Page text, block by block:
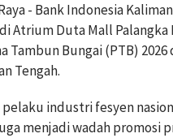
- Bank Indonesia
Atrium Duta Mall
Tambun Bungai (PTB)
Tengah.
industri fesyen
menjadi wadah promosi